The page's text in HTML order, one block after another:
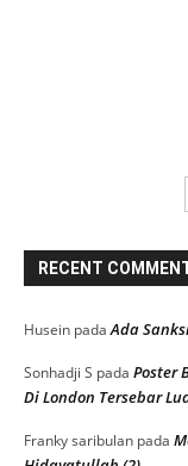
RECENT
Husein padaAda
Sonhadji S pada Poster
Di London Tersebar
Franky saribulan pada